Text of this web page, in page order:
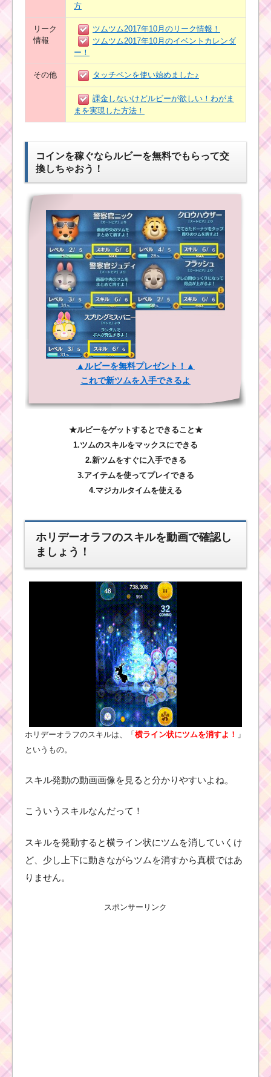
方
リーク
情報
ツムツム2017年10月のリーク情報！
ツムツム2017年10月のイベントカレンダ
ー！
その他 タッチペンを使い始めました♪
課金しないけどルビーが欲しい！わがま
まを実現した方法！
コインを稼ぐならルビーを無料でもらって交
換しちゃおう！
▲ルビーを無料プレゼント！▲
これで新ツムを入手できるよ
★ルビーをゲットするとできること★
1.ツムのスキルをマックスにできる
2.新ツムをすぐに入手できる
3.アイテムを使ってプレイできる
4.マジカルタイムを使える
ホリデーオラフのスキルを動画で確認し
ましょう！
ホリデーオラフのスキルは、「 横ライン状にツムを消すよ！ 」
というもの。
スキル発動の動画画像を見ると分かりやすいよね。
こういうスキルなんだって！
スキルを発動すると横ライン状にツムを消していくけ
ど、少し上下に動きながらツムを消すから真横ではあ
りません。
スポンサーリンク